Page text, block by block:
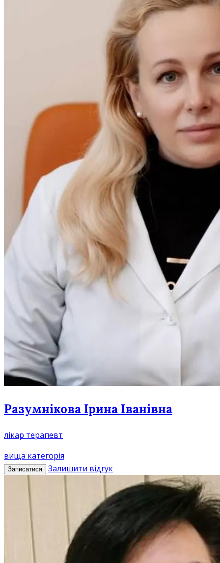
Разумнікова Ірина Іванівна
лікар терапевт
вища категорія
Записатися Залишити відгук